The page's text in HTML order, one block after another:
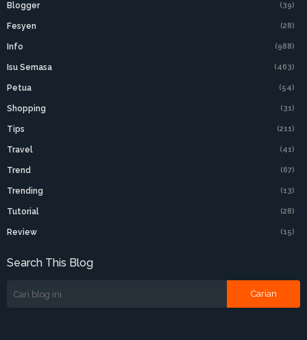
Blogger (39)
Fesyen (28)
Info (988)
Isu Semasa (463)
Petua (54)
Shopping (31)
Tips (211)
Travel (41)
Trend (67)
Trending (13)
Tutorial (28)
Review (15)
Search This Blog